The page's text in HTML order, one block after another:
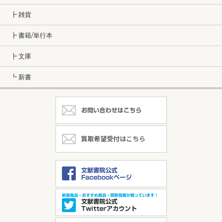
┣ 雑貨
┣ 書籍/単行本
┣ 文庫
┗ 新書